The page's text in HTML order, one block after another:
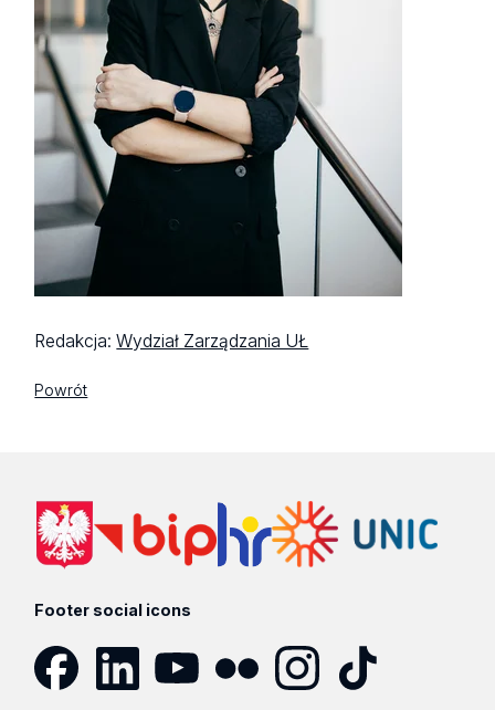
Redakcja:Wydział Zarządzania UŁ
Powrót
Footer social icons